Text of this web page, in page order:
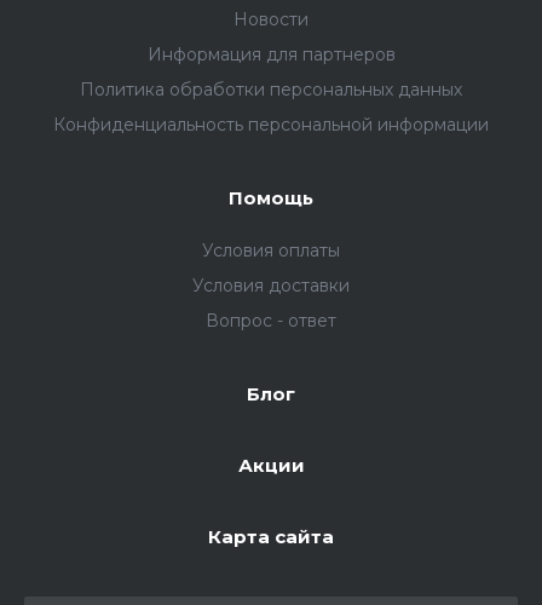
Новости
Информация для партнеров
Политика обработки персональных данных
Конфиденциальность персональной информации
Помощь
Условия оплаты
Условия доставки
Вопрос - ответ
Блог
Акции
Карта сайта